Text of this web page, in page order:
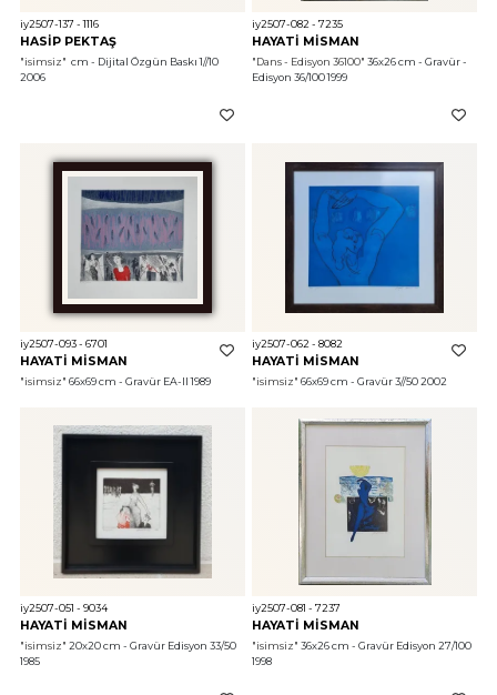
iy2507-137 - 1116
HASİP PEKTAŞ
"isimsiz"
  cm - Dijital Özgün Baskı 1//10
2006
iy2507-082 - 7235
HAYATİ MİSMAN
"Dans - Edisyon 36100" 36x26 cm - Gravür -
Edisyon 36/100 1999
iy2507-093 - 6701
HAYATİ MİSMAN
"isimsiz" 66x69 cm - Gravür EA-II 1989
iy2507-062 - 8082
HAYATİ MİSMAN
"isimsiz" 66x69 cm - Gravür 3//50 2002
iy2507-051 - 9034
HAYATİ MİSMAN
"isimsiz" 20x20 cm - Gravür Edisyon 33/50
1985
iy2507-081 - 7237
HAYATİ MİSMAN
"isimsiz" 36x26 cm - Gravür Edisyon 27/100
1998